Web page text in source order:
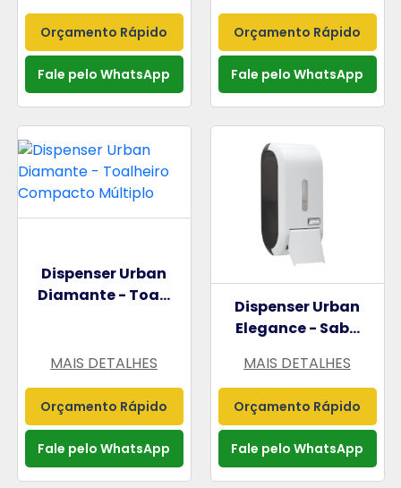
Orçamento Rápido
Fale pelo WhatsApp
Orçamento Rápido
Fale pelo WhatsApp
Dispenser Urban
Diamante - Toa...
MAIS DETALHES
Orçamento Rápido
Fale pelo WhatsApp
Dispenser Urban
Elegance - Sab...
MAIS DETALHES
Orçamento Rápido
Fale pelo WhatsApp